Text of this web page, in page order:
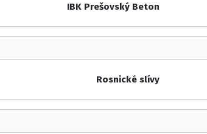
IBK Prešovský Beton
Rosnické slívy